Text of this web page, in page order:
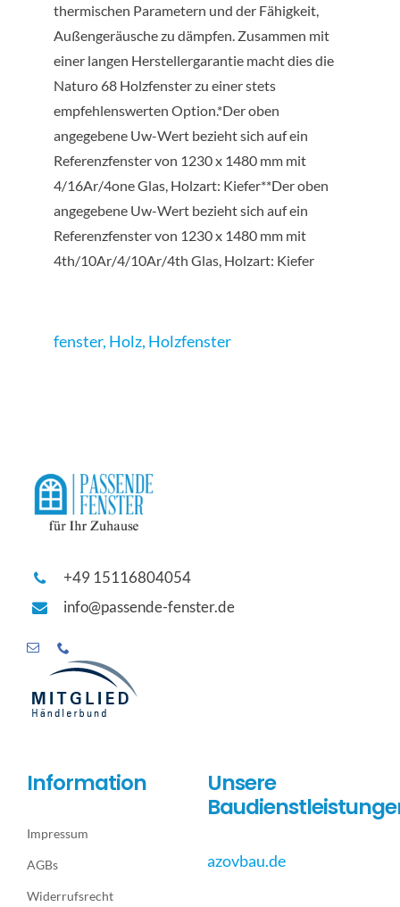
thermischen Parametern und der Fähigkeit,
Außengeräusche zu dämpfen. Zusammen mit
einer langen Herstellergarantie macht dies die
Naturo 68 Holzfenster zu einer stets
empfehlenswerten Option.*Der oben
angegebene Uw-Wert bezieht sich auf ein
Referenzfenster von 1230 x 1480 mm mit
4/16Ar/4one Glas, Holzart: Kiefer**Der oben
angegebene Uw-Wert bezieht sich auf ein
Referenzfenster von 1230 x 1480 mm mit
4th/10Ar/4/10Ar/4th Glas, Holzart: Kiefer
fenster, Holz, Holzfenster
+49 15116804054
info@passende-fenster.de
Information
Impressum
AGBs
Widerrufsrecht
Unsere
azovbau.de